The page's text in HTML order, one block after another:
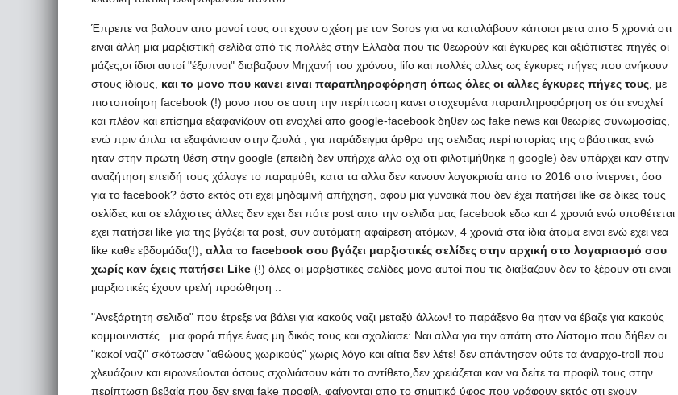
Έπρεπε να βαλουν απο μονοί τους οτι εχουν σχέση με τον Soros για να καταλάβουν κάποιοι μετα απο 5 χρονιά οτι
ειναι άλλη μια μαρξιστική σελίδα από τις πολλές στην Ελλαδα που τις θεωρούν και έγκυρες και αξιόπιστες πηγές οι
μάζες,οι ίδιοι αυτοί "έξυπνοι" διαβαζουν Μηχανή του χρόνου, lifo και πολλές αλλες ως έγκυρες πήγες που ανήκουν
στους ίδιους, και το μονο που κανει ειναι παραπληροφόρηση όπως όλες οι αλλες έγκυρες πήγες τους , με
πιστοποίηση facebook (!) μονο που σε αυτη την περίπτωση κανει στοχευμένα παραπληροφόρηση σε ότι ενοχλεί
και πλέον και επίσημα εξαφανίζουν οτι ενοχλεί απο google-facebook δηθεν ως fake news και θεωρίες συνωμοσίας,
ενώ πριν άπλα τα εξαφάνισαν στην ζουλά , για παράδειγμα άρθρο της σελιδας περί ιστορίας της σβάστικας ενώ
ηταν στην πρώτη θέση στην google (επειδή δεν υπήρχε άλλο οχι οτι φιλοτιμήθηκε η google) δεν υπάρχει καν στην
αναζήτηση επειδή τους χάλαγε το παραμύθι, κατα τα αλλα δεν κανουν λογοκρισία απο το 2016 στο ίντερνετ, όσο
για το facebook? άστο εκτός οτι εχει μηδαμινή απήχηση, αφου μια γυναικά που δεν έχει πατήσει like σε δίκες τους
σελίδες και σε ελάχιστες άλλες δεν εχει δει πότε post απο την σελιδα μας facebook εδω και 4 χρονιά ενώ υποθέτεται
εχει πατήσει like για της βγάζει τα post, συν αυτόματη αφαίρεση ατόμων, 4 χρονιά στα ίδια άτομα ειναι ενώ εχει νεα
like καθε εβδομάδα(!), αλλα το facebook σου βγάζει μαρξιστικές σελίδες στην αρχική στο λογαριασμό σου
χωρίς καν έχεις πατήσει Like (!) όλες οι μαρξιστικές σελίδες μονο αυτοί που τις διαβαζουν δεν το ξέρουν οτι ειναι
μαρξιστικές έχουν τρελή προώθηση ..
"Ανεξάρτητη σελιδα" που έτρεξε να βάλει για κακούς ναζι μεταξύ άλλων! το παράξενο θα ηταν να έβαζε για κακούς
κομμουνιστές.. μια φορά πήγε ένας μη δικός τους και σχολίασε: Ναι αλλα για την απάτη στο Δίστομο που δήθεν οι
"κακοί ναζι" σκότωσαν "αθώους χωρικούς" χωρις λόγο και αίτια δεν λέτε! δεν απάντησαν ούτε τα άναρχο-troll που
χλευάζουν και ειρωνεύονται όσους σχολιάσουν κάτι το αντίθετο,δεν χρειάζεται καν να δείτε τα προφίλ τους στην
περίπτωση βεβαία που δεν ειναι fake προφίλ, φαίνονται απο το σημιτικό ύφος που γράφουν εκτός οτι εχουν